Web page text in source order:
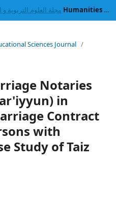
Humanities and Educational Sciences Journal
Sciences Journal /
Notaries
in
Contract
with
Study of Taiz